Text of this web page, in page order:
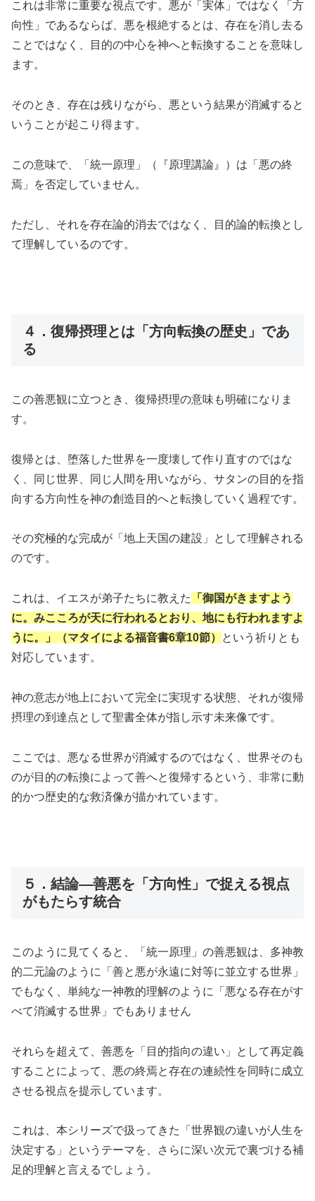
これは非常に重要な視点です。悪が「実体」ではなく「方
向性」であるならば、悪を根絶するとは、存在を消し去る
ことではなく、目的の中心を神へと転換することを意味し
ます。
そのとき、存在は残りながら、悪という結果が消滅すると
いうことが起こり得ます。
この意味で、「統一原理」（『原理講論』）は「悪の終
焉」を否定していません。
ただし、それを存在論的消去ではなく、目的論的転換とし
て理解しているのです。
４．復帰摂理とは「方向転換の歴史」であ
る
この善悪観に立つとき、復帰摂理の意味も明確になりま
す。
復帰とは、堕落した世界を一度壊して作り直すのではな
く、同じ世界、同じ人間を用いながら、サタンの目的を指
向する方向性を神の創造目的へと転換していく過程です。
その究極的な完成が「地上天国の建設」として理解される
のです。
これは、イエスが弟子たちに教えた
「御国がきますよう
に。みこころが天に行われるとおり、地にも行われますよ
うに。」（マタイによる福音書6章10節）
という祈りとも
対応しています。
神の意志が地上において完全に実現する状態、それが復帰
摂理の到達点として聖書全体が指し示す未来像です。
ここでは、悪なる世界が消滅するのではなく、世界そのも
のが目的の転換によって善へと復帰するという、非常に動
的かつ歴史的な救済像が描かれています。
５．結論―善悪を「方向性」で捉える視点
がもたらす統合
このように見てくると、「統一原理」の善悪観は、多神教
的二元論のように「善と悪が永遠に対等に並立する世界」
でもなく、単純な一神教的理解のように「悪なる存在がす
べて消滅する世界」でもありません
それらを超えて、善悪を「目的指向の違い」として再定義
することによって、悪の終焉と存在の連続性を同時に成立
させる視点を提示しています。
これは、本シリーズで扱ってきた「世界観の違いが人生を
決定する」というテーマを、さらに深い次元で裏づける補
足的理解と言えるでしょう。